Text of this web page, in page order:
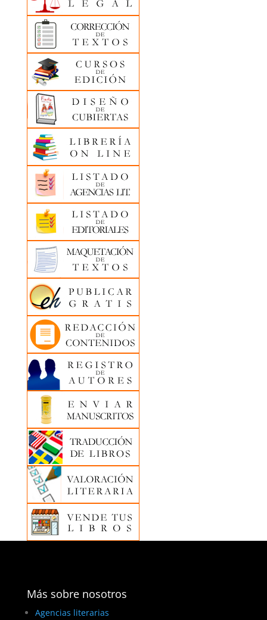
Más sobre nosotros
Agencias literarias